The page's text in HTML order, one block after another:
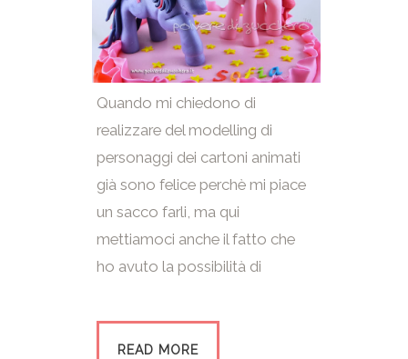
Quando mi chiedono di
realizzare del modelling di
personaggi dei cartoni animati
già sono felice perchè mi piace
un sacco farli, ma qui
mettiamoci anche il fatto che
ho avuto la possibilità di
READ MORE